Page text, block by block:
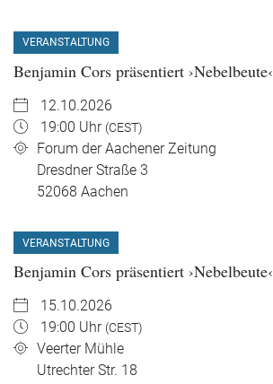
VERANSTALTUNG
Benjamin Cors präsentiert ›Nebelbeute‹
12.10.2026
19:00 Uhr (CEST)
Forum der Aachener Zeitung
Dresdner Straße 3
52068 Aachen
VERANSTALTUNG
Benjamin Cors präsentiert ›Nebelbeute‹
15.10.2026
19:00 Uhr (CEST)
Veerter Mühle
Utrechter Str. 18